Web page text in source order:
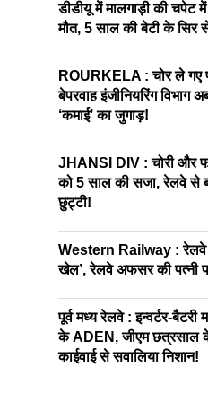
डीडीयू में मालगाड़ी की चपेट
मौत, 5 साल की बेटी के सिर से
ROURKELA : चोर ले गए
बेपरवाह इंजीनियरिंग विभाग
‘कमाई’ का जुगाड़!
JHANSI DIV : चोरी और
को 5 साल की सजा, रेलवे से
छुट्टी!
Western Railway : रेलवे
खेल’, रेलवे अफसर की पत्नी
पूर्व मध्य रेलवे : इन्वर्टर-
के ADEN, जीएम छत्रसाल
काईवाई से सवालिया निशान!